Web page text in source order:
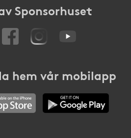
Sponsorhuset
hem vår mobilapp